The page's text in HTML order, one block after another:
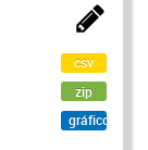
csv
zip
gráfico